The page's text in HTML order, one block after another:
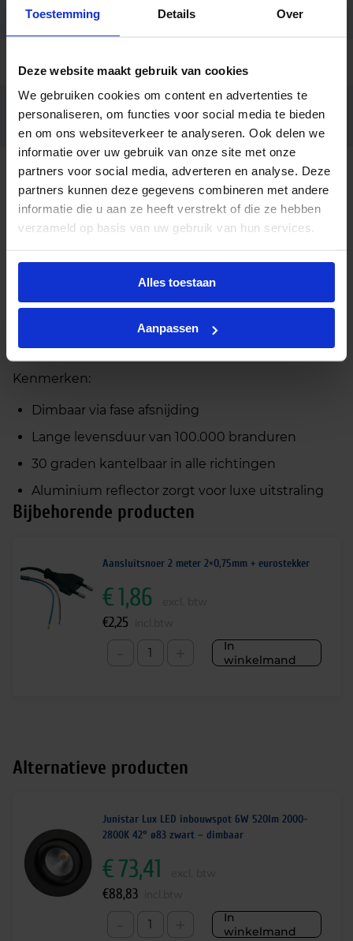
Toestemming Details Over
Deze website maakt gebruik van cookies
We gebruiken cookies om content en advertenties te
personaliseren, om functies voor social media te bieden
en om ons websiteverkeer te analyseren. Ook delen we
informatie over uw gebruik van onze site met onze
partners voor social media, adverteren en analyse. Deze
partners kunnen deze gegevens combineren met andere
informatie die u aan ze heeft verstrekt of die ze hebben
verzameld op basis van uw gebruik van hun services.
Alles toestaan
Aanpassen
Garantie 5 jaar (5 jaar anti corrosie)
Fabrikantnaam
Junistar Lux zwart/goud LED
2700K Fase afsnijding
Beschrijving
De beste LED spot op de markt voor
binnenverlichting. Junistar Lux biedt een
kanteling in alle richtingen. Wordt geleverd met
een aansluitdoos voor een betere trekontlasting
voor verschillende kabeltypes, grotere
aansluitruimte en beslag voor flexibele buizen.
Kenmerken:
Dimbaar via fase afsnijding
Lange levensduur van 100.000 branduren
30 graden kantelbaar in alle richtingen
Aluminium reflector zorgt voor luxe uitstraling
Bijbehorende producten
Aansluitsnoer 2 meter 2×0,75mm + eurostekker
In
winkelmand
€1,86
€2,25
Alternatieve producten
Junistar Lux LED inbouwspot 6W 520lm 2000-
2800K 42° ø83 zwart – dimbaar
In
winkelmand
€73,41
€88,83